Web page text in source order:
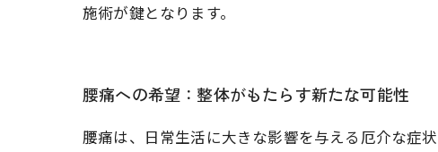
施術が鍵となります。
腰痛への希望：整体がもたらす新たな可能性
腰痛は、日常生活に大きな影響を与える厄介な症